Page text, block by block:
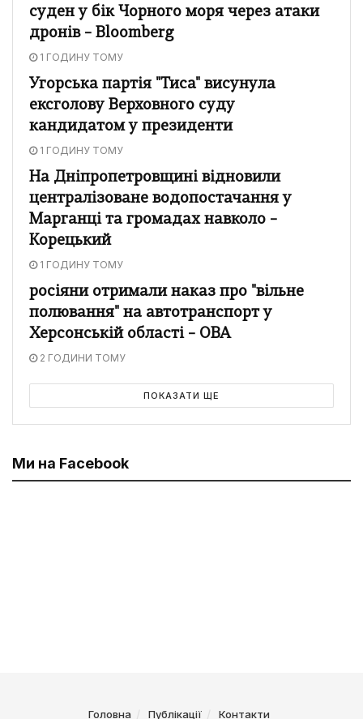
суден у бік Чорного моря через атаки
дронів – Bloomberg
1 ГОДИНУ ТОМУ
Угорська партія "Тиса" висунула
ексголову Верховного суду
кандидатом у президенти
1 ГОДИНУ ТОМУ
На Дніпропетровщині відновили
централізоване водопостачання у
Марганці та громадах навколо –
Корецький
1 ГОДИНУ ТОМУ
росіяни отримали наказ про "вільне
полювання" на автотранспорт у
Херсонській області – ОВА
2 ГОДИНИ ТОМУ
ПОКАЗАТИ ЩЕ
Ми на Facebook
Головна Публікації Контакти